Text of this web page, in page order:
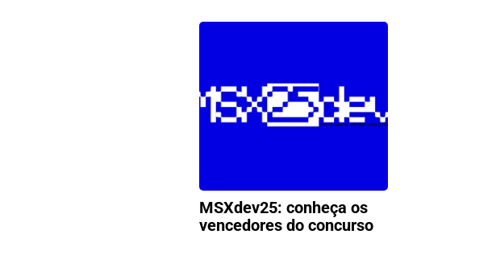
MSXdev25: conheça os
vencedores do concurso